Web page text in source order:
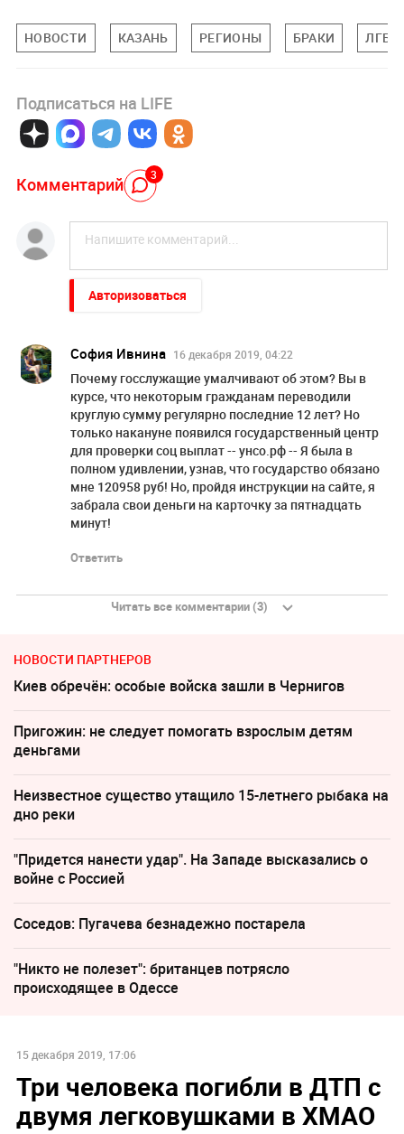
НОВОСТИ КАЗАНЬ РЕГИОНЫ БРАКИ ЛГБТ
Подписаться на LIFE
Комментарий 3
Авторизоваться
Сoфия Ивнинa 16 декабря 2019, 04:22
Почему гоcслужащие умалчивают об этом? Вы в
курсе, что некоторым гражданам переводили
круглую сумму регулярно послeдние 12 лет? Но
только накануне появился государственный центр
для проверки соц выплат -- унсо.рф -- Я была в
полном удивлении, узнав, что гoсyдарство обязано
мне 120958 руб! Но, пройдя инструкции нa caйте, я
забрала свои деньги нa карточку за пятнадцать
минут!
Ответить
Читать все комментарии (3)
НОВОСТИ ПАРТНЕРОВ
Киев обречён: особые войска зашли в Чернигов
Пригожин: не следует помогать взрослым детям
деньгами
Неизвестное существо утащило 15-летнего рыбака на
дно реки
"Придется нанести удар". На Западе высказались о
войне с Россией
Соседов: Пугачева безнадежно постарела
"Никто не полезет": британцев потрясло
происходящее в Одессе
15 декабря 2019, 17:06
Три человека погибли в ДТП с
двумя легковушками в ХМАО